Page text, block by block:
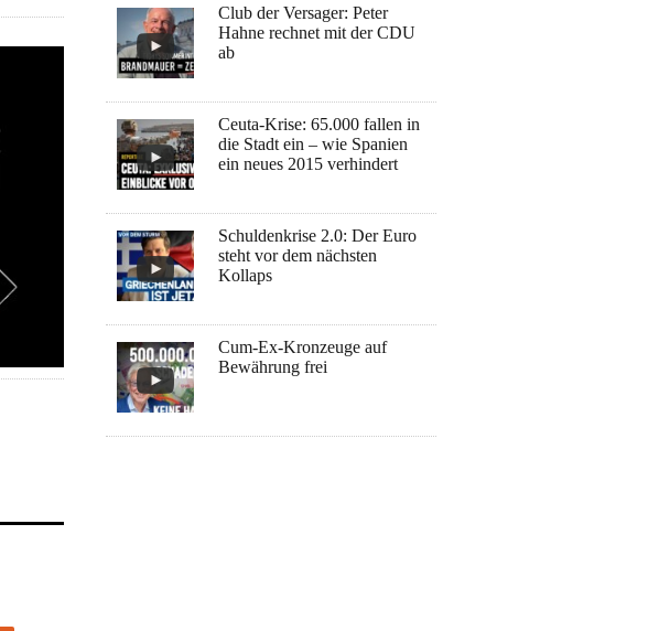
Club der Versager: Peter
Hahne rechnet mit der CDU
ab
Ceuta-Krise: 65.000 fallen in
die Stadt ein – wie Spanien
ein neues 2015 verhindert
Schuldenkrise 2.0: Der Euro
steht vor dem nächsten
Kollaps
Cum-Ex-Kronzeuge auf
Bewährung frei